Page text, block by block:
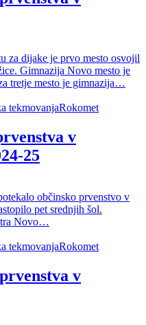
za dijake je prvo mesto osvojil
Gimnazija Novo mesto je
tretje mesto je gimnazija…
tekmovanjaRokomet
v
25
občinsko prvenstvo v
pet srednjih šol.
Novo…
tekmovanjaRokomet
v